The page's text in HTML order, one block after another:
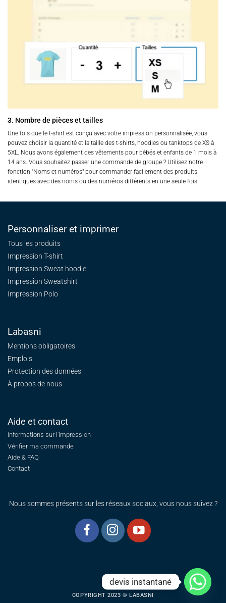
3. Nombre de pièces et tailles
Une fois que le t-shirt est conçu avec votre impression personnalisée, vous
pouvez choisir la quantité et la taille des t-shirts, hoodies ou tanktops de XS à
5XL. Nous avons également des vêtements pour bébés et enfants de 1 mois à
14 ans. Vous souhaitez passer une commande de groupe ? Utilisez notre
fonction "Noms et numéros" pour commander facilement des produits
identiques avec des noms ou des numéros différents en une seule fois.
Personnaliser et imprimer
Tous les produits
Impression T-shirt
Impression Sweat hoodie
Impression Sweatshirt
Impression Polo
Labasni
Mentions obligatoires
Emplois
Protection des données
À propos de nous
Aide et contact
Informations sur l'impression
Vérifier ma commande
Aide & FAQ
Contact
Nous sommes présents sur les réseaux sociaux, vous nous suivez ?
COPYRIGHT 2023 © LABASNI
devis instantané